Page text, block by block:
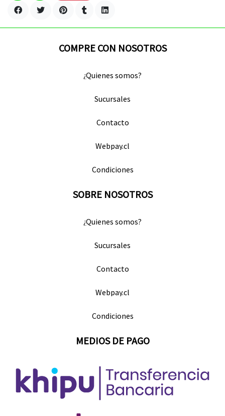
COMPRE CON NOSOTROS
¿Quienes somos?
Sucursales
Contacto
Webpay.cl
Condiciones
SOBRE NOSOTROS
¿Quienes somos?
Sucursales
Contacto
Webpay.cl
Condiciones
MEDIOS DE PAGO